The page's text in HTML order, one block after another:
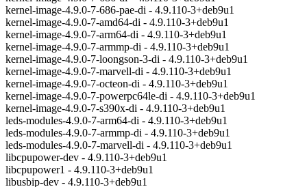
kernel-image-4.9.0-7-686-pae-di - 4.9.110-3+deb9u1
kernel-image-4.9.0-7-amd64-di - 4.9.110-3+deb9u1
kernel-image-4.9.0-7-arm64-di - 4.9.110-3+deb9u1
kernel-image-4.9.0-7-armmp-di - 4.9.110-3+deb9u1
kernel-image-4.9.0-7-loongson-3-di - 4.9.110-3+deb9u1
kernel-image-4.9.0-7-marvell-di - 4.9.110-3+deb9u1
kernel-image-4.9.0-7-octeon-di - 4.9.110-3+deb9u1
kernel-image-4.9.0-7-powerpc64le-di - 4.9.110-3+deb9u1
kernel-image-4.9.0-7-s390x-di - 4.9.110-3+deb9u1
leds-modules-4.9.0-7-arm64-di - 4.9.110-3+deb9u1
leds-modules-4.9.0-7-armmp-di - 4.9.110-3+deb9u1
leds-modules-4.9.0-7-marvell-di - 4.9.110-3+deb9u1
libcpupower-dev - 4.9.110-3+deb9u1
libcpupower1 - 4.9.110-3+deb9u1
libusbip-dev - 4.9.110-3+deb9u1